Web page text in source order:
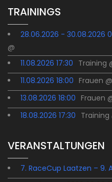
TRAININGS
28.06.2026 - 30.08.2026
@
11.08.2026 17:30 Training
11.08.2026 18:00 Frauen @
13.08.2026 18:00 Frauen
18.08.2026 17:30 Training
VERANSTALTUNGEN
7. RaceCup Laatzen – 9.